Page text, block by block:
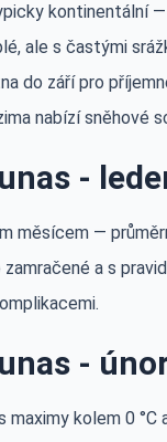
kontinentální
ale s častými
do září pro
nabízí sněhové
-
měsícem —
a s
-
maximy kolem 0 °C